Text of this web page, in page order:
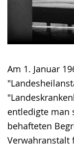
Am 1. Januar
entledigte man
behafteten
Verwahranstalt